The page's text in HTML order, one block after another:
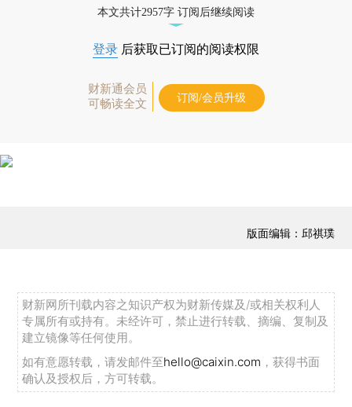
本文共计2957字 订阅后继续阅读
登录 后获取已订阅的阅读权限
财新通会员
可畅读全文
订阅/会员升级
版面编辑：邱祺璞
财新网所刊载内容之知识产权为财新传媒及/或相关权利人
专属所有或持有。未经许可，禁止进行转载、摘编、复制及
建立镜像等任何使用。
如有意愿转载，请发邮件至hello@caixin.com ，获得书面
确认及授权后，方可转载。